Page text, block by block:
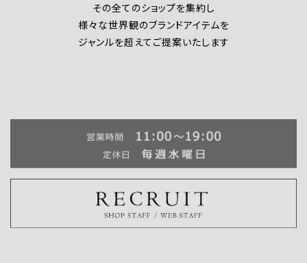
その全てのショップを集約し
様々な世界観のブランドアイテムを
ジャンルを超えてご提案いたします